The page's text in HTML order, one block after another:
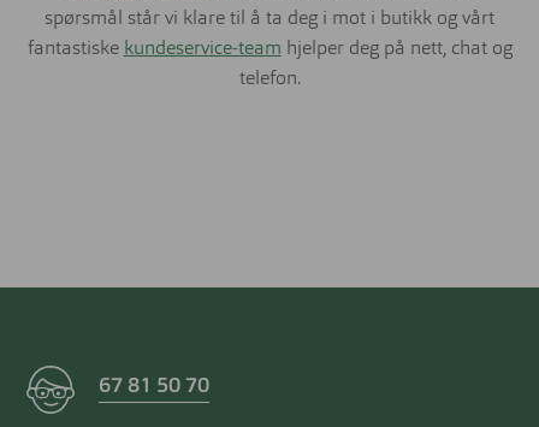
spørsmål står vi klare til å ta deg i mot i butikk og vårt
fantastiske kundeservice-team hjelper deg på nett, chat og
telefon.
67 81 50 70